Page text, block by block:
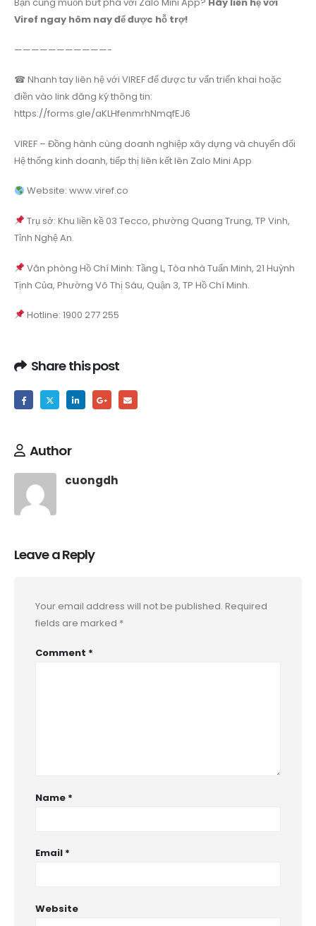
Viref ngay hôm nay để được hỗ trợ!
———————————-
☎ Nhanh tay liên hệ với VIREF để được tư vấn triển khai hoặc
điền vào link đăng ký thông tin:
https://forms.gle/aKLHfenmrhNmqfEJ6
VIREF – Đồng hành cùng doanh nghiệp xây dựng và chuyển đổi
Hệ thống kinh doanh, tiếp thị liên kết lên Zalo Mini App
Website: www.viref.co
Trụ sở: Khu liền kề 03 Tecco, phường Quang Trung, TP Vinh,
Tỉnh Nghệ An.
Văn phòng Hồ Chí Minh: Tầng L, Tòa nhà Tuấn Minh, 21 Huỳnh
Tịnh Của, Phường Võ Thị Sáu, Quận 3, TP Hồ Chí Minh.
Hotline: 1900 277 255
Share this post
Author
cuongdh
Leave a Reply
Your email address will not be published. Required
fields are marked *
Comment *
Name *
Email *
Website